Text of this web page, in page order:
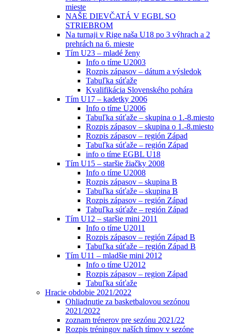
mieste
NAŠE DIEVČATÁ V EGBL SO
STRIEBROM
Na turnaji v Rige naša U18 po 3 výhrach a 2
prehrách na 6. mieste
Tím U23 – mladé ženy
Info o tíme U2003
Rozpis zápasov – dátum a výsledok
Tabuľka súťaže
Kvalifikácia Slovenského pohára
Tím U17 – kadetky 2006
Info o tíme U2006
Tabuľka súťaže – skupina o 1.-8.miesto
Rozpis zápasov – skupina o 1.-8.miesto
Rozpis zápasov – región Západ
Tabuľka súťaže – región Západ
info o tíme EGBL U18
Tím U15 – staršie žiačky 2008
Info o tíme U2008
Rozpis zápasov – skupina B
Tabuľka súťaže – skupina B
Rozpis zápasov – región Západ
Tabuľka súťaže – región Západ
Tím U12 – staršie mini 2011
Info o tíme U2011
Rozpis zápasov – región Západ B
Tabuľka súťaže – región Západ B
Tím U11 – mladšie mini 2012
Info o tíme U2012
Rozpis zápasov – region Západ
Tabuľka súťaže
Hracie obdobie 2021/2022
Ohliadnutie za basketbalovou sezónou
2021/2022
zoznam trénerov pre sezónu 2021/22
Rozpis tréningov naších tímov v sezóne